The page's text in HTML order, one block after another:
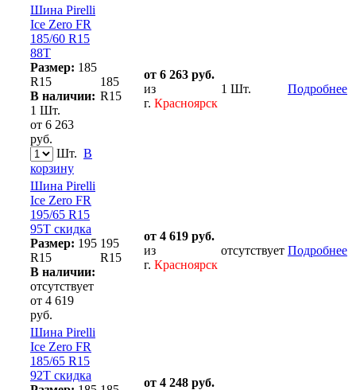
Шина Pirelli
Ice Zero FR
185/60 R15
88T
Размер: 185
R15
В наличии:
1 Шт.
от 6 263
руб.
Шт. В
корзину
185
R15
от 6 263 руб.
из
г. Красноярск
1 Шт. Подробнее
Шина Pirelli
Ice Zero FR
195/65 R15
95T скидка
Размер: 195
R15
В наличии:
отсутствует
от 4 619
руб.
195
R15
от 4 619 руб.
из
г. Красноярск
отсутствует Подробнее
Шина Pirelli
Ice Zero FR
185/65 R15
92T скидка
от 4 248 руб.